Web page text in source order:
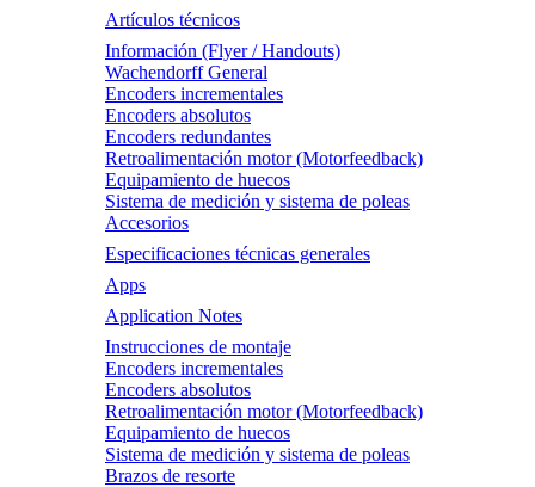
Artículos técnicos
Información (Flyer / Handouts)
Wachendorff General
Encoders incrementales
Encoders absolutos
Encoders redundantes
Retroalimentación motor (Motorfeedback)
Equipamiento de huecos
Sistema de medición y sistema de poleas
Accesorios
Especificaciones técnicas generales
Apps
Application Notes
Instrucciones de montaje
Encoders incrementales
Encoders absolutos
Retroalimentación motor (Motorfeedback)
Equipamiento de huecos
Sistema de medición y sistema de poleas
Brazos de resorte